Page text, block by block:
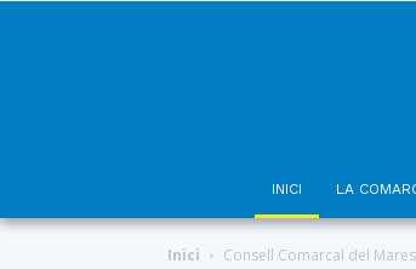
INICI LA
Inici Consell Comarcal del